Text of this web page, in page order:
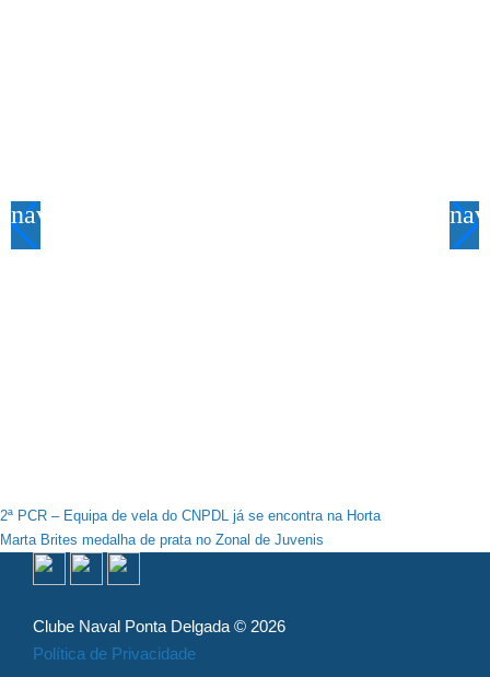
navigate_before
Navegação
de
artigos
2ª PCR – Equipa de vela do CNPDL já se encontra na Horta
Marta Brites medalha de prata no Zonal de Juvenis
Clube Naval Ponta Delgada © 2026
Política de Privacidade